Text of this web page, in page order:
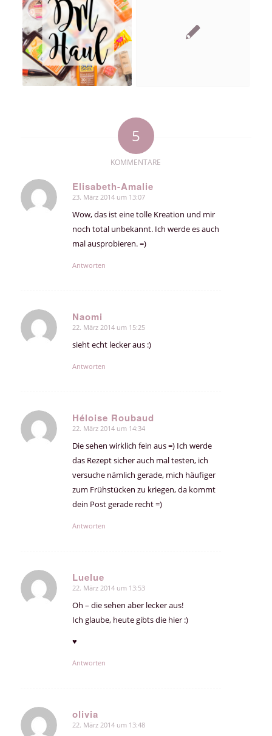
5
KOMMENTARE
Elisabeth-Amalie
sagte:
23. März 2014 um 13:07
Wow, das ist eine tolle Kreation und mir
noch total unbekannt. Ich werde es auch
mal ausprobieren. =)
Antworten
Naomi
sagte:
22. März 2014 um 15:25
sieht echt lecker aus :)
Antworten
Héloise Roubaud
sagte:
22. März 2014 um 14:34
Die sehen wirklich fein aus =) Ich werde
das Rezept sicher auch mal testen, ich
versuche nämlich gerade, mich häufiger
zum Frühstücken zu kriegen, da kommt
dein Post gerade recht =)
Antworten
Luelue
sagte:
22. März 2014 um 13:53
Oh – die sehen aber lecker aus!
Ich glaube, heute gibts die hier :)
♥
Antworten
olivia
sagte:
22. März 2014 um 13:48